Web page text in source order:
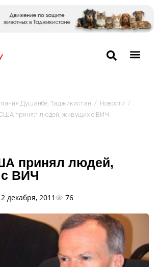
Душанбе, Таджикистан / Новости /
принял людей, живущих с ВИЧ
принял людей,
ВИЧ
2 декабря, 2011 76